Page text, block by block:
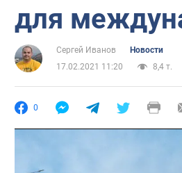
для
Сергей Иванов
Новости
17.02.2021 11:20
8,4 т.
0